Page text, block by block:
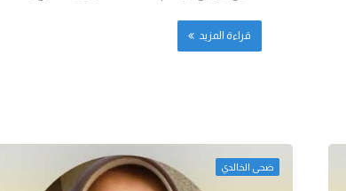
قراءة المزيد
ضحى الخالدي